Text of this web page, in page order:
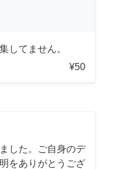
してません。
¥50
した。ご自身のデ
をありがとうござ